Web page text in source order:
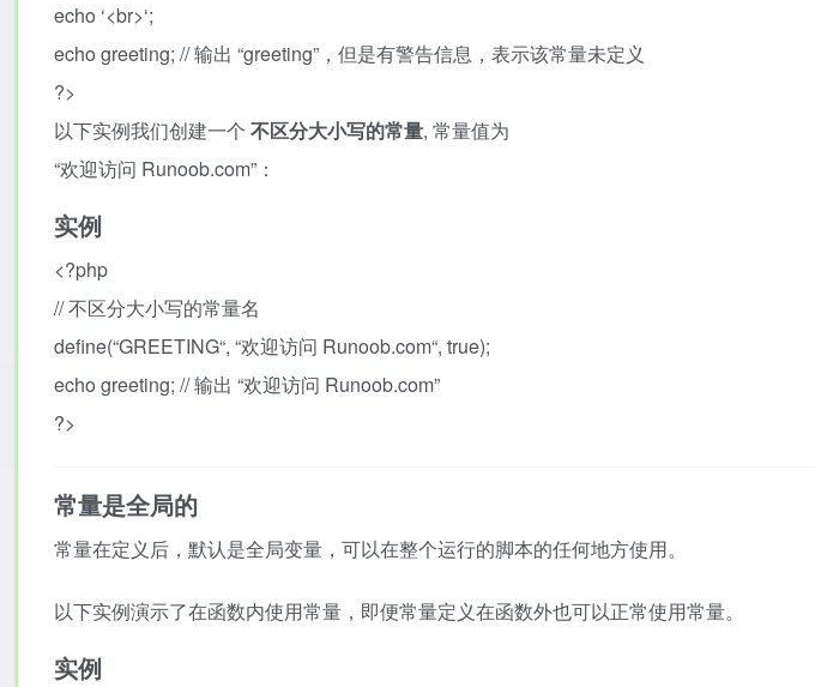
echo ‘<br>‘;
echo greeting; //输出 “greeting”，但是有警告信息，表示该常量未定义
?>
以下实例我们创建一个 不区分大小写的常量, 常量值为
“欢迎访问 Runoob.com”：
实例
<?php
//不区分大小写的常量名
define(“GREETING“, “欢迎访问 Runoob.com“, true);
echo greeting; //输出 “欢迎访问 Runoob.com”
?>
常量是全局的
常量在定义后，默认是全局变量，可以在整个运行的脚本的任何地方使用。
以下实例演示了在函数内使用常量，即便常量定义在函数外也可以正常使用常量。
实例